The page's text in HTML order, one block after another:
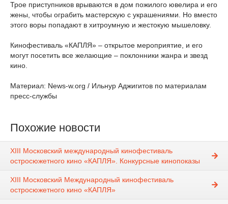
Трое приступников врываются в дом пожилого ювелира и его
жены, чтобы ограбить мастерскую с украшениями. Но вместо
этого воры попадают в хитроумную и жестокую мышеловку.
Кинофестиваль «КАПЛЯ» – открытое мероприятие, и его
могут посетить все желающие – поклонники жанра и звезд
кино.
Материал: News-w.org / Ильнур Аджигитов по материалам
пресс-службы
Похожие новости
XIII Московский международный кинофестиваль
остросюжетного кино «КАПЛЯ». Конкурсные кинопоказы
XIII Московский Международный кинофестиваль
остросюжетного кино «КАПЛЯ»